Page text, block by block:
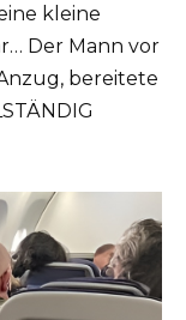
kleine
Der Mann vor
bereitete